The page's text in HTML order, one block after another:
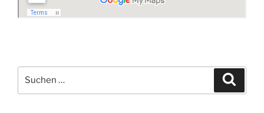
nach: